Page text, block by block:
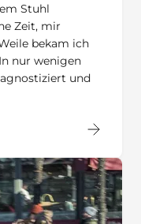
Stuhl
Zeit, mir
bekam ich
nur wenigen
und